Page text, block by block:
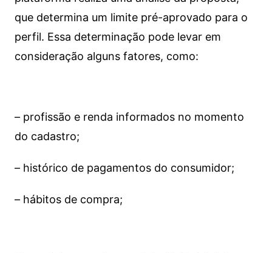
que determina um limite pré-aprovado para o
perfil. Essa determinação pode levar em
consideração alguns fatores, como:
– profissão e renda informados no momento
do cadastro;
– histórico de pagamentos do consumidor;
– hábitos de compra;